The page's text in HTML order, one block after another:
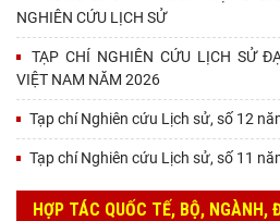
NGHIÊN CỨU LỊCH SỬ
VIỆT NAM NĂM 2026
Tạp chí Nghiên cứu Lịch sử, số 12
Tạp chí Nghiên cứu Lịch sử, số 11
HỢP TÁC QUỐC TẾ, BỘ, NGÀNH,